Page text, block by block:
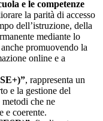
e le competenze
la parità di accesso
dell’istruzione, della
mediante lo
promuovendo la
online e a
, rappresenta un
e la gestione del
che ne
e coerente.